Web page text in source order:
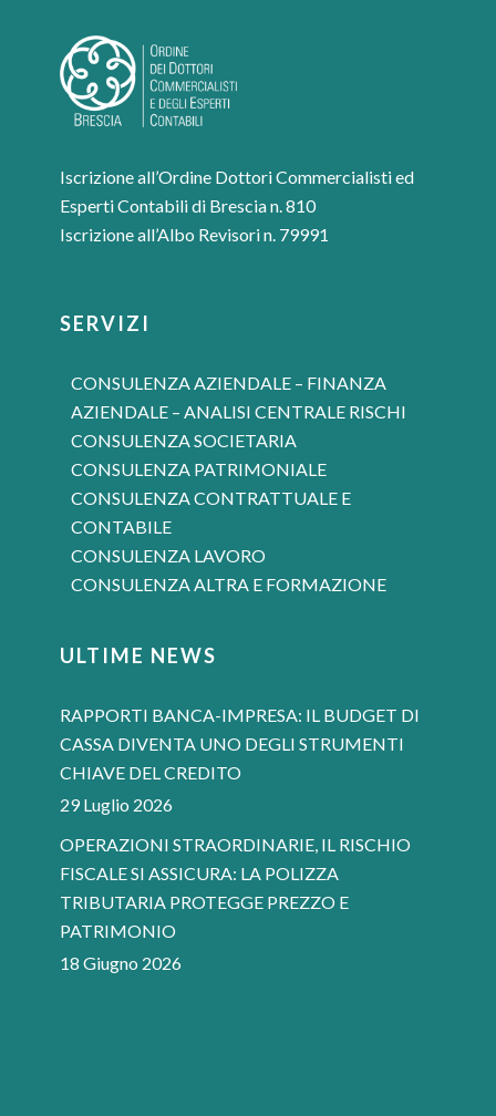
Iscrizione all’Ordine Dottori Commercialisti ed
Esperti Contabili di Brescia n. 810
Iscrizione all’Albo Revisori n. 79991
SERVIZI
CONSULENZA AZIENDALE – FINANZA
AZIENDALE – ANALISI CENTRALE RISCHI
CONSULENZA SOCIETARIA
CONSULENZA PATRIMONIALE
CONSULENZA CONTRATTUALE E
CONTABILE
CONSULENZA LAVORO
CONSULENZA ALTRA E FORMAZIONE
ULTIME NEWS
RAPPORTI BANCA-IMPRESA: IL BUDGET DI
CASSA DIVENTA UNO DEGLI STRUMENTI
CHIAVE DEL CREDITO
29 Luglio 2026
OPERAZIONI STRAORDINARIE, IL RISCHIO
FISCALE SI ASSICURA: LA POLIZZA
TRIBUTARIA PROTEGGE PREZZO E
PATRIMONIO
18 Giugno 2026